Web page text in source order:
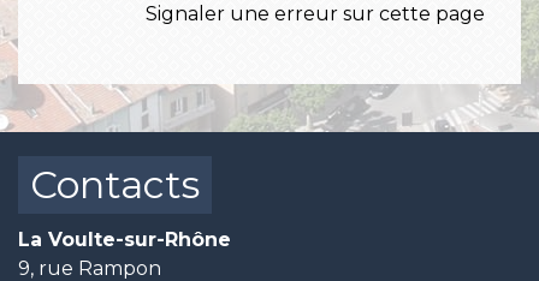
Signaler une erreur sur cette page
Contacts
La Voulte-sur-Rhône
9, rue Rampon